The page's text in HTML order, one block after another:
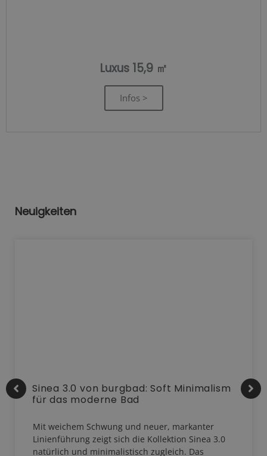
Luxus 15,9 ㎡
Infos >
Neuigkeiten
Sinea 3.0 von burgbad: Soft Minimalism
für das moderne Bad
Mit weichem Schwung und neuer, markanter
Linienführung zeigt sich die Kollektion Sinea 3.0
natürlich und minimalistisch zugleich. Das